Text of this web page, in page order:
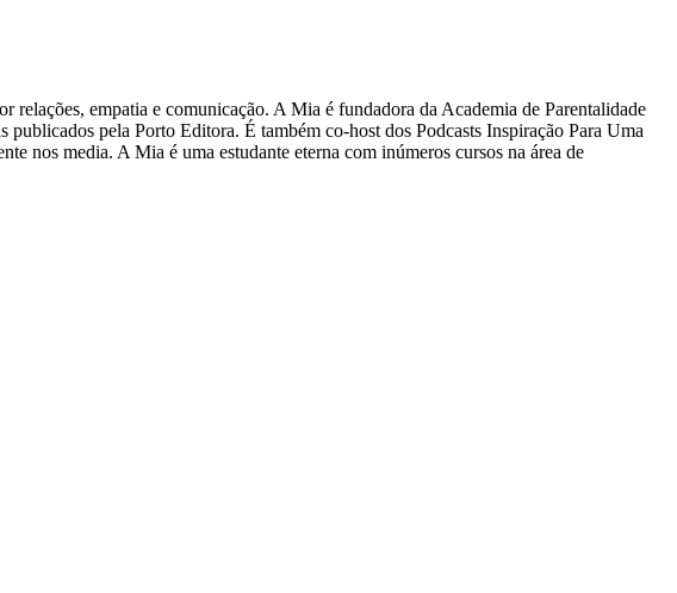
empatia e comunicação. A Mia é fundadora da Academia de Parentalidade
pela Porto Editora. É também co-host dos Podcasts Inspiração Para Uma
nos media. A Mia é uma estudante eterna com inúmeros cursos na área de